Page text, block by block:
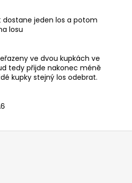
dostane jeden los a potom
losu
ve dvou kupkách ve
tedy přijde nakonec méně
kupky stejný los odebrat.